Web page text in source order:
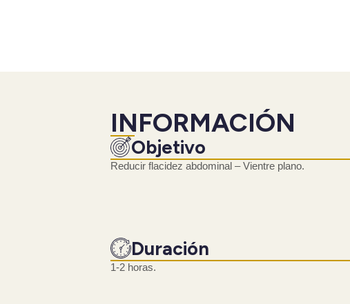
INFORMACIÓN
Objetivo
Reducir flacidez abdominal – Vientre plano.
Duración
1-2 horas.